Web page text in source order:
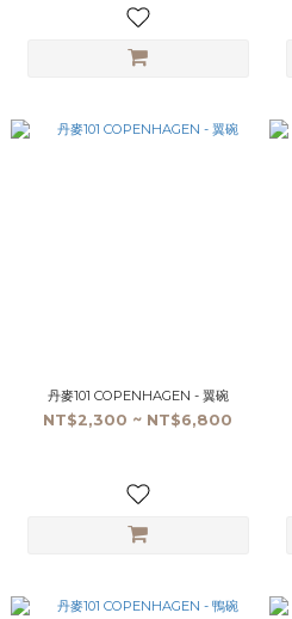
丹麥101 COPENHAGEN - 翼碗
NT$2,300 ~ NT$6,800